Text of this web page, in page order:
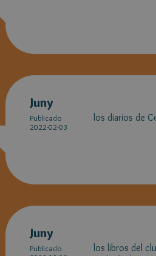
Juny
Publicado
2022-02-03
los diarios de
Juny
Publicado
los libros del